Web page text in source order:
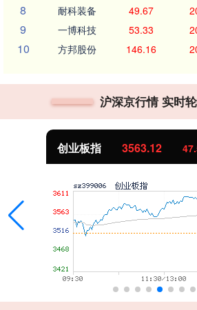
8 耐科装备 49.67
9 一博科技 53.33
10 方邦股份 146.16
沪深京行情 实时
创业板指 3563.12